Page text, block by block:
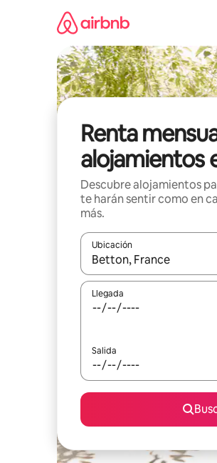
Renta
alojamientos
Descubre alojamientos
te harán sentir como en
más.
Ubicación
Cuando los resultados
Llegada
Salida